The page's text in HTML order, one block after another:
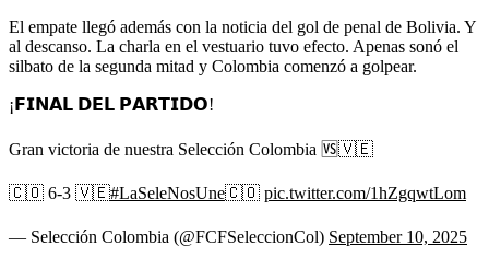
El empate llegó además con la noticia del gol de penal de Bolivia. Y
al descanso. La charla en el vestuario tuvo efecto. Apenas sonó el
silbato de la segunda mitad y Colombia comenzó a golpear.
¡𝗙𝗜𝗡𝗔𝗟 𝗗𝗘𝗟 𝗣𝗔𝗥𝗧𝗜𝗗𝗢!
Gran victoria de nuestra Selección Colombia 🆚🇻🇪
🇨🇴 6-3 🇻🇪#LaSeleNosUne🇨🇴 pic.twitter.com/1hZgqwtLom
— Selección Colombia (@FCFSeleccionCol) September 10, 2025